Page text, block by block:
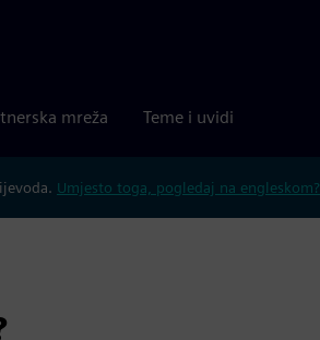
mreža Teme i uvidi
Umjesto toga, pogledaj na engleskom?